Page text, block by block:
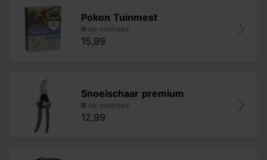
Pokon Tuinmest
op voorraad
15,99
Snoeischaar premium
op voorraad
12,99